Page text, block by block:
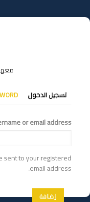
إلى
المحتوى
التبويبات
الأساسية
تسجيل الدخول
or email address
sent to your registered
email address.